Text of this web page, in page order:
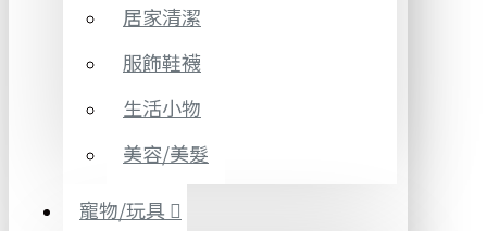
居家清潔
服飾鞋襪
生活小物
美容/美髮
寵物/玩具